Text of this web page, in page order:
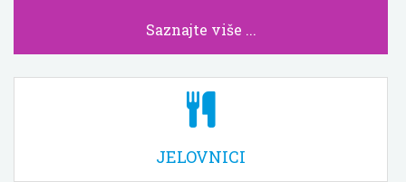
Saznajte više ...
JELOVNICI